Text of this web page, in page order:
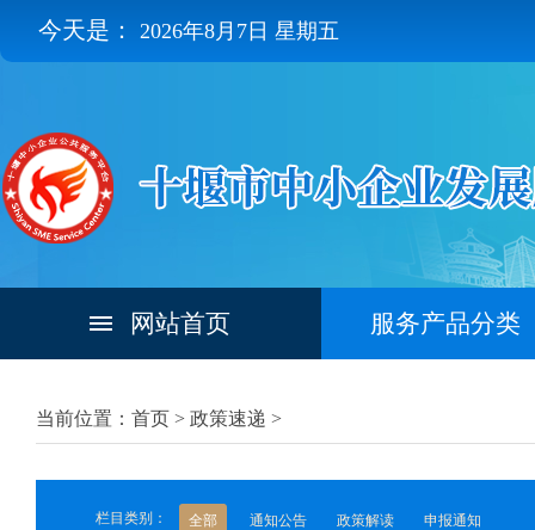
今天是： 2026年8月7日 星期五
网站首页 服务产品分类
当前位置：首页 > 政策速递 >
栏目类别： 全部 通知公告 政策解读 申报通知